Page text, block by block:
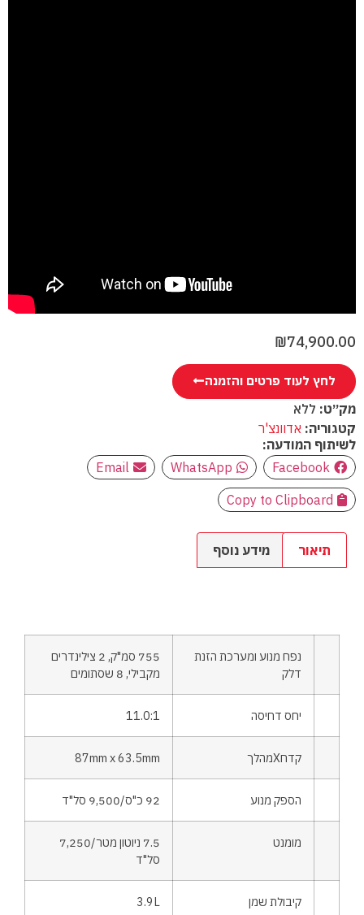
₪74,900.00
לחץ לעוד פרטים והזמנה
מק״ט: ללא
קטגוריה: אדוונצ'ר
לשיתוף המודעה:
Facebook
WhatsApp
Email
Copy to Clipboard
תיאור מידע נוסף
נפח מנוע ומערכת הזנת
דלק
755 סמ"ק, 2 צילינדרים
מקבילי, 8 שסתומים
יחס דחיסה 11.0:1
קדחXמהלך 87mm x 63.5mm
הספק מנוע 92 כ"ס/9,500 סל"ד
מומנט
7.5 ניוטון מטר/7,250
סל"ד
קיבולת שמן 3.9L